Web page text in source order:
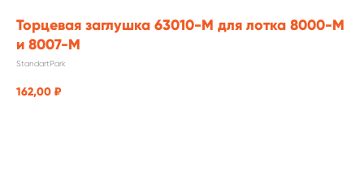
Торцевая заглушка 63010-М для лотка 8000-М
и 8007-М
StandartPark
162,00 ₽